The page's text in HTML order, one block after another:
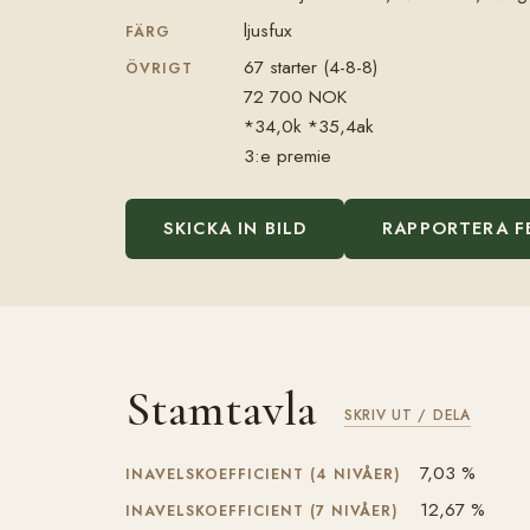
FÄRG ljusfux
ÖVRIGT
67 starter (4-8-8)
72 700 NOK
*34,0k *35,4ak
3:e premie
SKICKA IN BILD RAPPORTERA
Stamtavla SKRIV UT / DELA
INAVELSKOEFFICIENT (4 NIVÅER) 7,03 %
INAVELSKOEFFICIENT (7 NIVÅER) 12,67 %